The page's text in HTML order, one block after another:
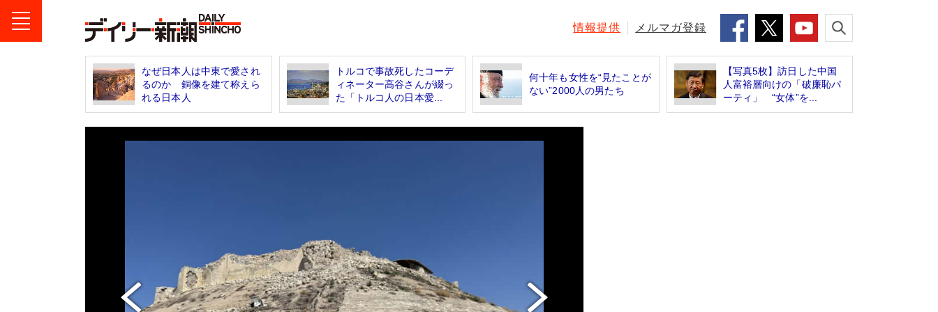
情報提供 メルマガ登録
なぜ日本人は中東で愛され
るのか 銅像を建て称えら
れる日本人
トルコで事故死したコーデ
ィネーター高谷さんが綴っ
た「トルコ人の日本愛...
何十年も女性を“見たことが
ない”2000人の男たち
【写真5枚】訪日した中国
人富裕層向けの「破廉恥パ
ーティ」 “女体”を...